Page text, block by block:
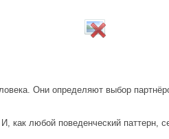
Они определяют выбор
как любой поведенческий паттерн,